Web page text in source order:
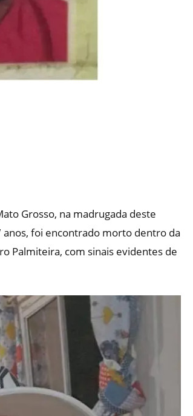
Grosso, na madrugada deste
anos, foi encontrado morto dentro da
Palmiteira, com sinais evidentes de